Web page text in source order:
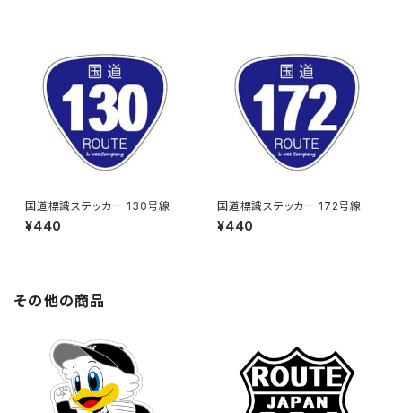
国道標識ステッカー 130号線
¥440
国道標識ステッカー 172号線
¥440
その他の商品